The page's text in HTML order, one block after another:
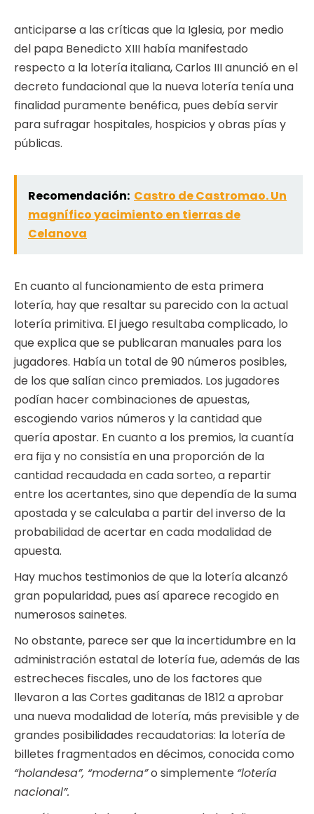
anticiparse a las críticas que la Iglesia, por medio
del papa Benedicto XIII había manifestado
respecto a la lotería italiana, Carlos III anunció en el
decreto fundacional que la nueva lotería tenía una
finalidad puramente benéfica, pues debía servir
para sufragar hospitales, hospicios y obras pías y
públicas.
Recomendación: Castro de Castromao. Un
magnífico yacimiento en tierras de
Celanova
En cuanto al funcionamiento de esta primera
lotería, hay que resaltar su parecido con la actual
lotería primitiva. El juego resultaba complicado, lo
que explica que se publicaran manuales para los
jugadores. Había un total de 90 números posibles,
de los que salían cinco premiados. Los jugadores
podían hacer combinaciones de apuestas,
escogiendo varios números y la cantidad que
quería apostar. En cuanto a los premios, la cuantía
era fija y no consistía en una proporción de la
cantidad recaudada en cada sorteo, a repartir
entre los acertantes, sino que dependía de la suma
apostada y se calculaba a partir del inverso de la
probabilidad de acertar en cada modalidad de
apuesta.
Hay muchos testimonios de que la lotería alcanzó
gran popularidad, pues así aparece recogido en
numerosos sainetes.
No obstante, parece ser que la incertidumbre en la
administración estatal de lotería fue, además de las
estrecheces fiscales, uno de los factores que
llevaron a las Cortes gaditanas de 1812 a aprobar
una nueva modalidad de lotería, más previsible y de
grandes posibilidades recaudatorias: la lotería de
billetes fragmentados en décimos, conocida como
“holandesa”, “moderna”o simplemente “lotería
nacional”.